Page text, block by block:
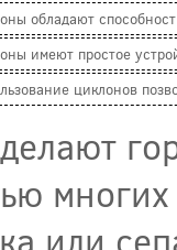
обладают
имеют простое
циклонов
или